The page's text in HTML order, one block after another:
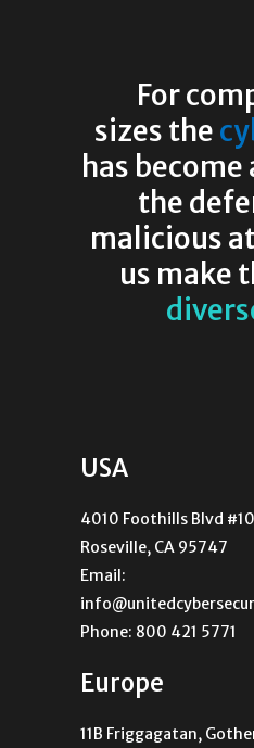
For
sizes the
has
the
malicious
us make
USA
4010 Foothills Blvd
Roseville, CA 95747
Email:
Phone: 800 421 5771
Europe
11B Friggagatan,